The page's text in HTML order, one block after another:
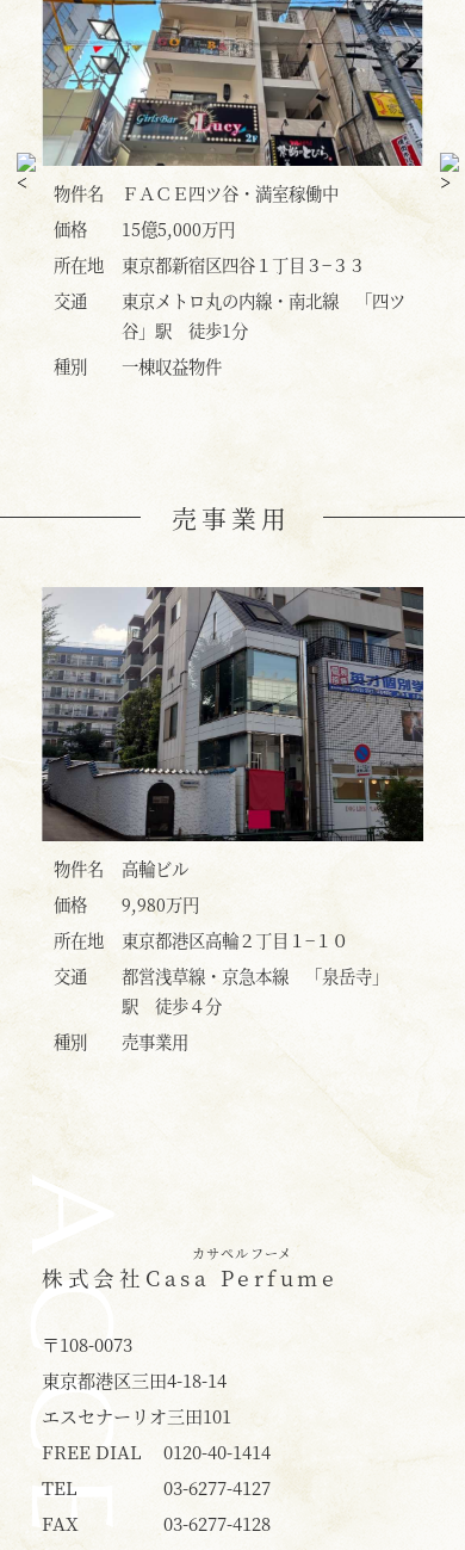
物件名
麻布十番 アポリアビル・高稼働中
価格
24億円
所在地
東京都港区麻布十番１丁目３−１
交通
東京メトロ南北線・都営大江戸線
「麻布十番」駅 徒歩1分
種別
一棟収益物件
物
売事業用
物件名
高輪ビル
価格
9,980万円
所在地
東京都港区高輪２丁目１−１０
交通
都営浅草線・京急本線 「泉岳寺」
駅 徒歩４分
種別
売事業用
ACCESS カサペルフーメ
株式会社 Casa Perfume
〒108-0073
東京都港区三田4-18-14
エスセナーリオ三田101
FREE DIAL
0120-40-1414
TEL
03-6277-4127
FAX
03-6277-4128